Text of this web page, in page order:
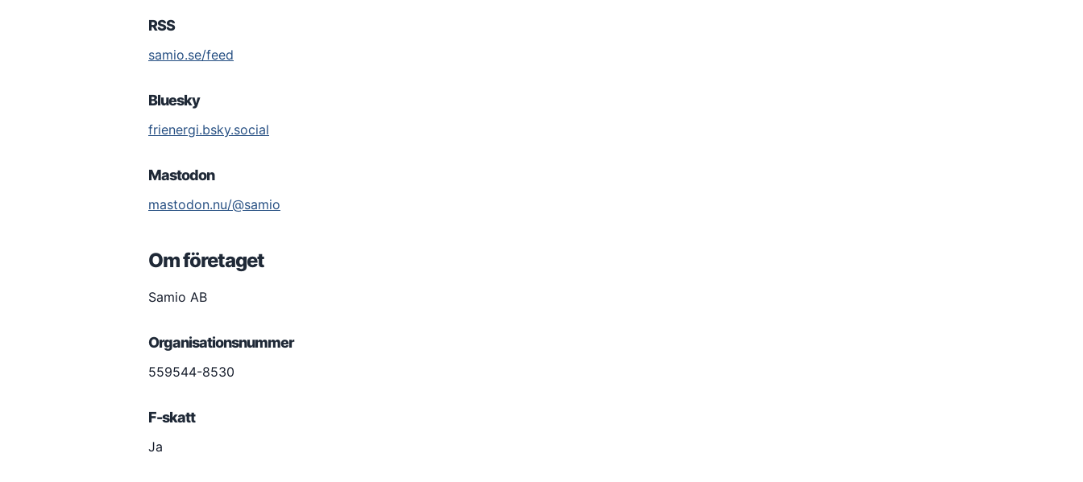
RSS
samio.se/feed
Bluesky
frienergi.bsky.social
Mastodon
mastodon.nu/@samio
Om företaget
Samio AB
Organisationsnummer
559544-8530
F-skatt
Ja